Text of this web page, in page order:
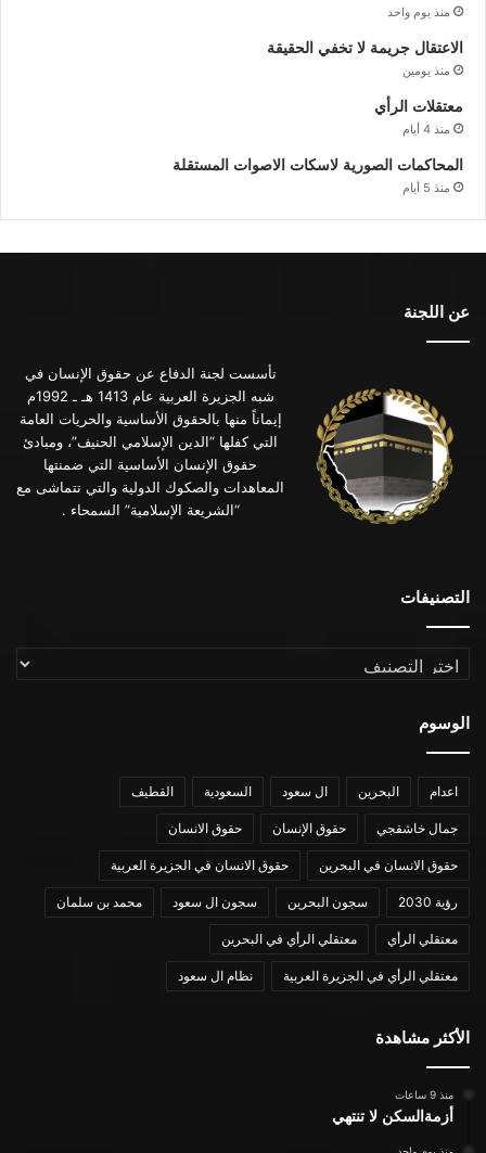
منذ يوم واحد
الاعتقال جريمة لا تخفي الحقيقة
منذ يومين
معتقلات الرأي
منذ 4 أيام
المحاكمات الصورية لاسكات الاصوات المستقلة
منذ 5 أيام
عن اللجنة
تأسست لجنة الدفاع عن حقوق الإنسان في
شبه الجزيرة العربية عام 1413 هـ ـ 1992م
إيماناً منها بالحقوق الأساسية والحريات العامة
التي كفلها “الدين الإسلامي الحنيف”، ومبادئ
حقوق الإنسان الأساسية التي ضمنتها
المعاهدات والصكوك الدولية والتي تتماشى مع
“الشريعة الإسلامية” السمحاء .
التصنيفات
التصنيفات
الوسوم
اعدام البحرين ال سعود السعودية القطيف
جمال خاشقجي حقوق الإنسان حقوق الانسان
حقوق الانسان في البحرين حقوق الانسان في الجزيرة العربية
رؤية 2030 سجون البحرين سجون ال سعود محمد بن سلمان
معتقلي الرأي معتقلي الرأي في البحرين
معتقلي الرأي في الجزيرة العربية نظام ال سعود
الأكثر مشاهدة
منذ 9 ساعات
أزمةالسكن لا تنتهي